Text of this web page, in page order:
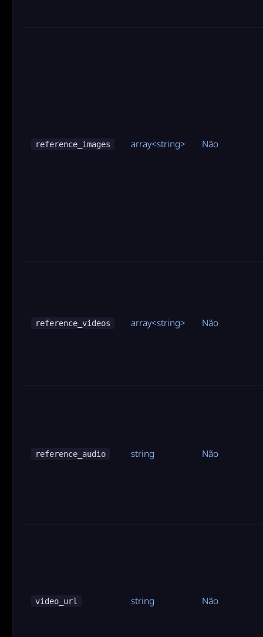
reference_images array<string> Não
reference_videos array<string> Não
reference_audio string Não
video_url string Não